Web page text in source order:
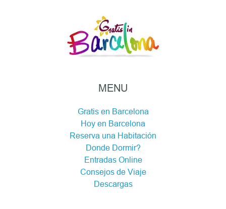
MENU
Gratis en Barcelona
Hoy en Barcelona
Reserva una Habitación
Donde Dormir?
Entradas Online
Consejos de Viaje
Descargas